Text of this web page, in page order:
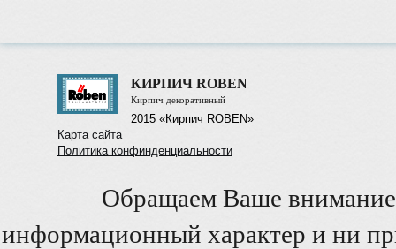
КИРПИЧ ROBEN
Кирпич декоративный
2015 «Кирпич ROBEN»
Карта сайта
Политика конфинденциальности
Обращаем Ваше внимание
информационный характер и ни